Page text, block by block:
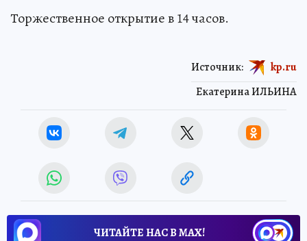
Торжественное открытие в 14 часов.
Екатерина ИЛЬИНА
Источник: kp.ru
ЧИТАЙТЕ НАС В МАХ!